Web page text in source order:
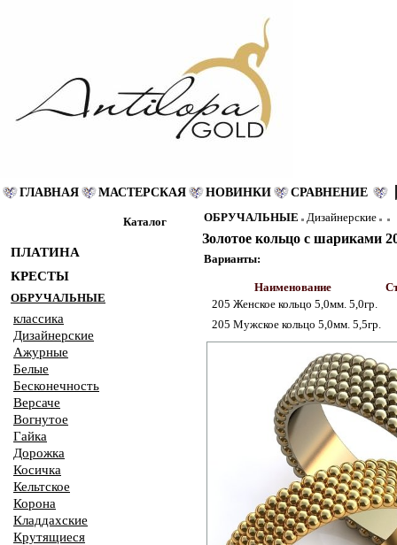
ГЛАВНАЯ МАСТЕРСКАЯ НОВИНКИ СРАВНЕНИЕ
Каталог
ПЛАТИНА
КРЕСТЫ
ОБРУЧАЛЬНЫЕ
классика
Дизайнерские
Ажурные
Белые
Бесконечность
Версаче
Вогнутое
Гайка
Дорожка
Косичка
Кельтское
Корона
Кладдахские
Крутящиеся
ОБРУЧАЛЬНЫЕ Дизайнерские
Золотое кольцо с шариками
Варианты:
Наименование
205 Женское кольцо 5,0мм. 5,0гр.
205 Мужское кольцо 5,0мм. 5,5гр.